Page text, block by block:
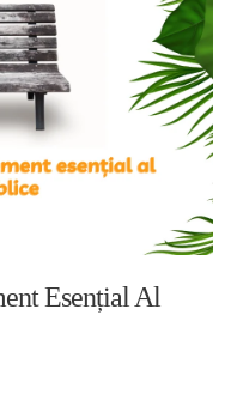
Esențial Al